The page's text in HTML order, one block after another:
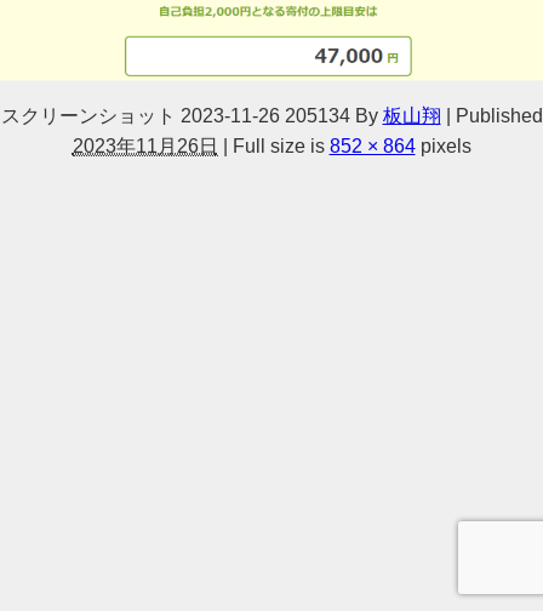
スクリーンショット 2023-11-26 205134 By 板山翔
Published
2023年11月26日
Full size is 852 × 864pixels